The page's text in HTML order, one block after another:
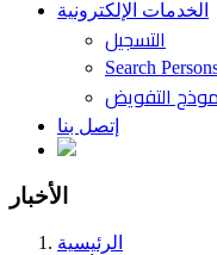
الخدمات الإلكترونية
التسجيل
Search
التفويض
إتصل بنا
الأخبار
الرئيسية